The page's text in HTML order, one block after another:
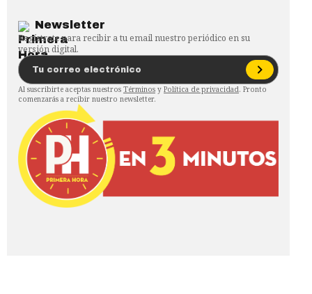
Newsletter
Regístrate para recibir a tu email nuestro periódico en su
versión digital.
Al suscribirte aceptas nuestros Términos y Política de privacidad. Pronto
comenzarás a recibir nuestro newsletter.